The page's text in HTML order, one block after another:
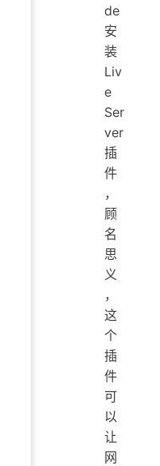
de
安
装
Liv
e
Ser
ver
插
件
，
顾
名
思
义
，
这
个
插
件
可
以
让
网